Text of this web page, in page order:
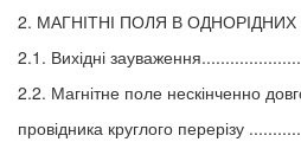
2. МАГНІТНІ ПОЛЯ В
2.1. Вихідні
2.2. Магнітне поле нескінченно
провідника круглого перерізу